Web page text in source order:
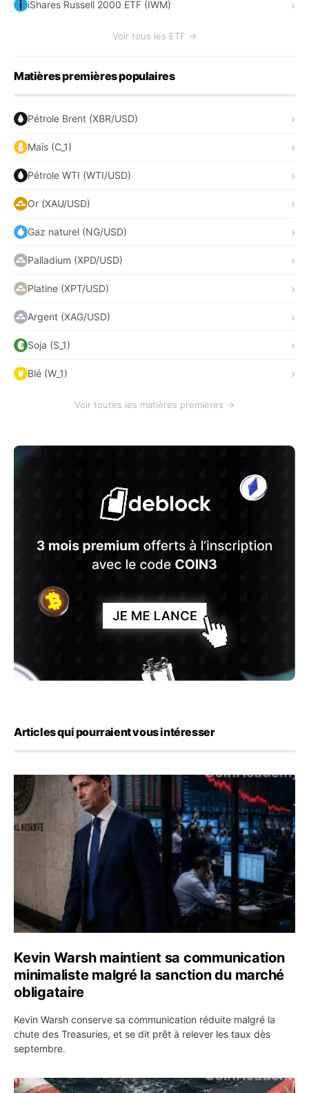
iShares Russell 2000 ETF (IWM)
Voir tous les ETF →
Matières premières populaires
Pétrole Brent (XBR/USD)
Maïs (C_1)
Pétrole WTI (WTI/USD)
Or (XAU/USD)
Gaz naturel (NG/USD)
Palladium (XPD/USD)
Platine (XPT/USD)
Argent (XAG/USD)
Soja (S_1)
Blé (W_1)
Voir toutes les matières premières →
Articles qui pourraient vous intéresser
Kevin Warsh maintient sa communication minimaliste
Kevin Warsh maintient sa communication
minimaliste malgré la sanction du marché
obligataire
Kevin Warsh conserve sa communication réduite malgré la
chute des Treasuries, et se dit prêt à relever les taux dès
septembre.
Ormuz : l’Iran annonce un accord avec Oman sur une